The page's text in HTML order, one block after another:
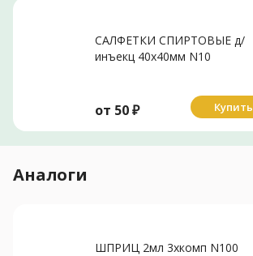
САЛФЕТКИ СПИРТОВЫЕ д/
инъекц 40х40мм N10
от 50₽ Купить
Аналоги
ШПРИЦ 2мл 3хкомп N100